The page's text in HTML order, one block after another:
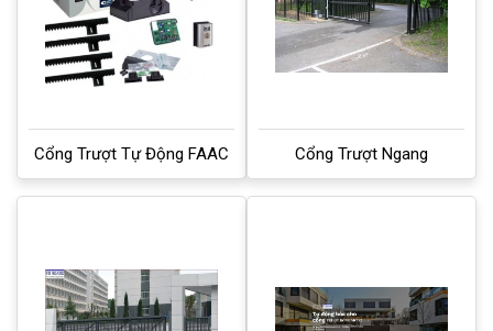
Cổng Trượt Tự Động FAAC Cổng Trượt Ngang